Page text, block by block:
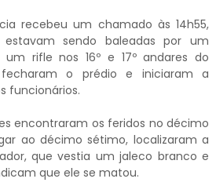
recebeu um chamado às 14h55,
estavam sendo baleadas por um
rifle nos 16º e 17º andares do
fecharam o prédio e iniciaram a
funcionários.
encontraram os feridos no décimo
ao décimo sétimo, localizaram a
que vestia um jaleco branco e
que ele se matou.